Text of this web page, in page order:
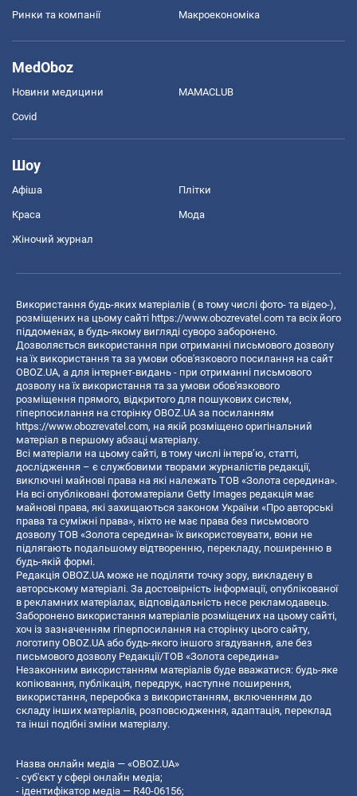
Ринки та компанії Макроекономіка
MedOboz
Новини медицини MAMACLUB
Covid
Шоу
Афіша Плітки
Краса Мода
Жіночий журнал
Використання будь-яких матеріалів ( в тому числі фото- та відео-),
розміщених на цьому сайті https://www.obozrevatel.com та всіх його
піддоменах, в будь-якому вигляді суворо заборонено.
Дозволяється використання при отриманні письмового дозволу
на їх використання та за умови обов'язкового посилання на сайт
OBOZ.UA, а для інтернет-видань - при отриманні письмового
дозволу на їх використання та за умови обов'язкового
розміщення прямого, відкритого для пошукових систем,
гіперпосилання на сторінку OBOZ.UA за посиланням
https://www.obozrevatel.com, на якій розміщено оригінальний
матеріал в першому абзаці матеріалу.
Всі матеріали на цьому сайті, в тому числі інтерв’ю, статті,
дослідження – є службовими творами журналістів редакції,
виключні майнові права на які належать ТОВ «Золота середина».
На всі опубліковані фотоматеріали Getty Images редакція має
майнові права, які захищаються законом України «Про авторські
права та суміжні права», ніхто не має права без письмового
дозволу ТОВ «Золота середина» їх використовувати, вони не
підлягають подальшому відтворенню, перекладу, поширенню в
будь-якій формі.
Редакція OBOZ.UA може не поділяти точку зору, викладену в
авторському матеріалі. За достовірність інформації, опублікованої
в рекламних матеріалах, відповідальність несе рекламодавець.
Заборонено використання матеріалів розміщених на цьому сайті,
хоч із зазначенням гіперпосилання на сторінку цього сайту,
логотипу OBOZ.UA або будь-якого іншого згадування, але без
письмового дозволу Редакції/ТОВ «Золота середина»
Незаконним використанням матеріалів буде вважатися: будь-яке
копiювання, публiкацiя, передрук, наступне поширення,
використання, переробка з використанням, включенням до
складу інших матеріалів, розповсюдження, адаптація, переклад
та інші подібні зміни матеріалу.
Назва онлайн медіа — «OBOZ.UA»
- суб'єкт у сфері онлайн медіа;
- ідентифікатор медіа — R40-06156;